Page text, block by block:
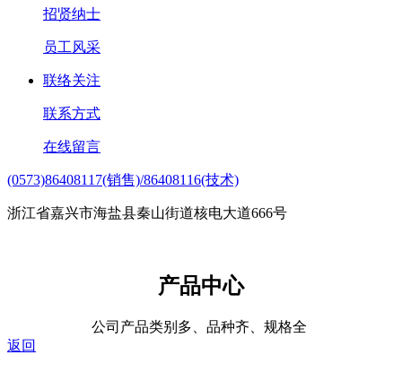
招贤纳士
员工风采
联络关注
联系方式
在线留言
(0573)86408117(销售)/86408116(技术)
浙江省嘉兴市海盐县秦山街道核电大道666号
产品中心
公司产品类别多、品种齐、规格全
返回